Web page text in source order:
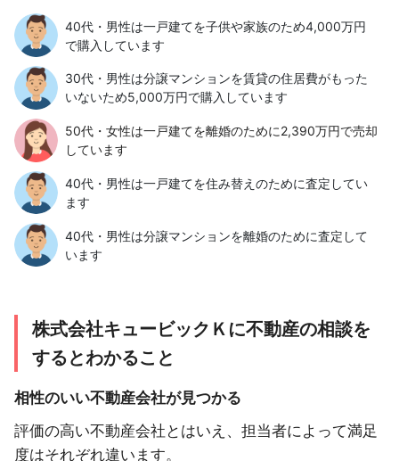
40代・男性は一戸建てを子供や家族のため4,000万円
で購入しています
30代・男性は分譲マンションを賃貸の住居費がもった
いないため5,000万円で購入しています
50代・女性は一戸建てを離婚のために2,390万円で売却
しています
40代・男性は一戸建てを住み替えのために査定してい
ます
40代・男性は分譲マンションを離婚のために査定して
います
株式会社キュービックＫに不動産の相談を
するとわかること
相性のいい不動産会社が見つかる
評価の高い不動産会社とはいえ、担当者によって満足
度はそれぞれ違います。